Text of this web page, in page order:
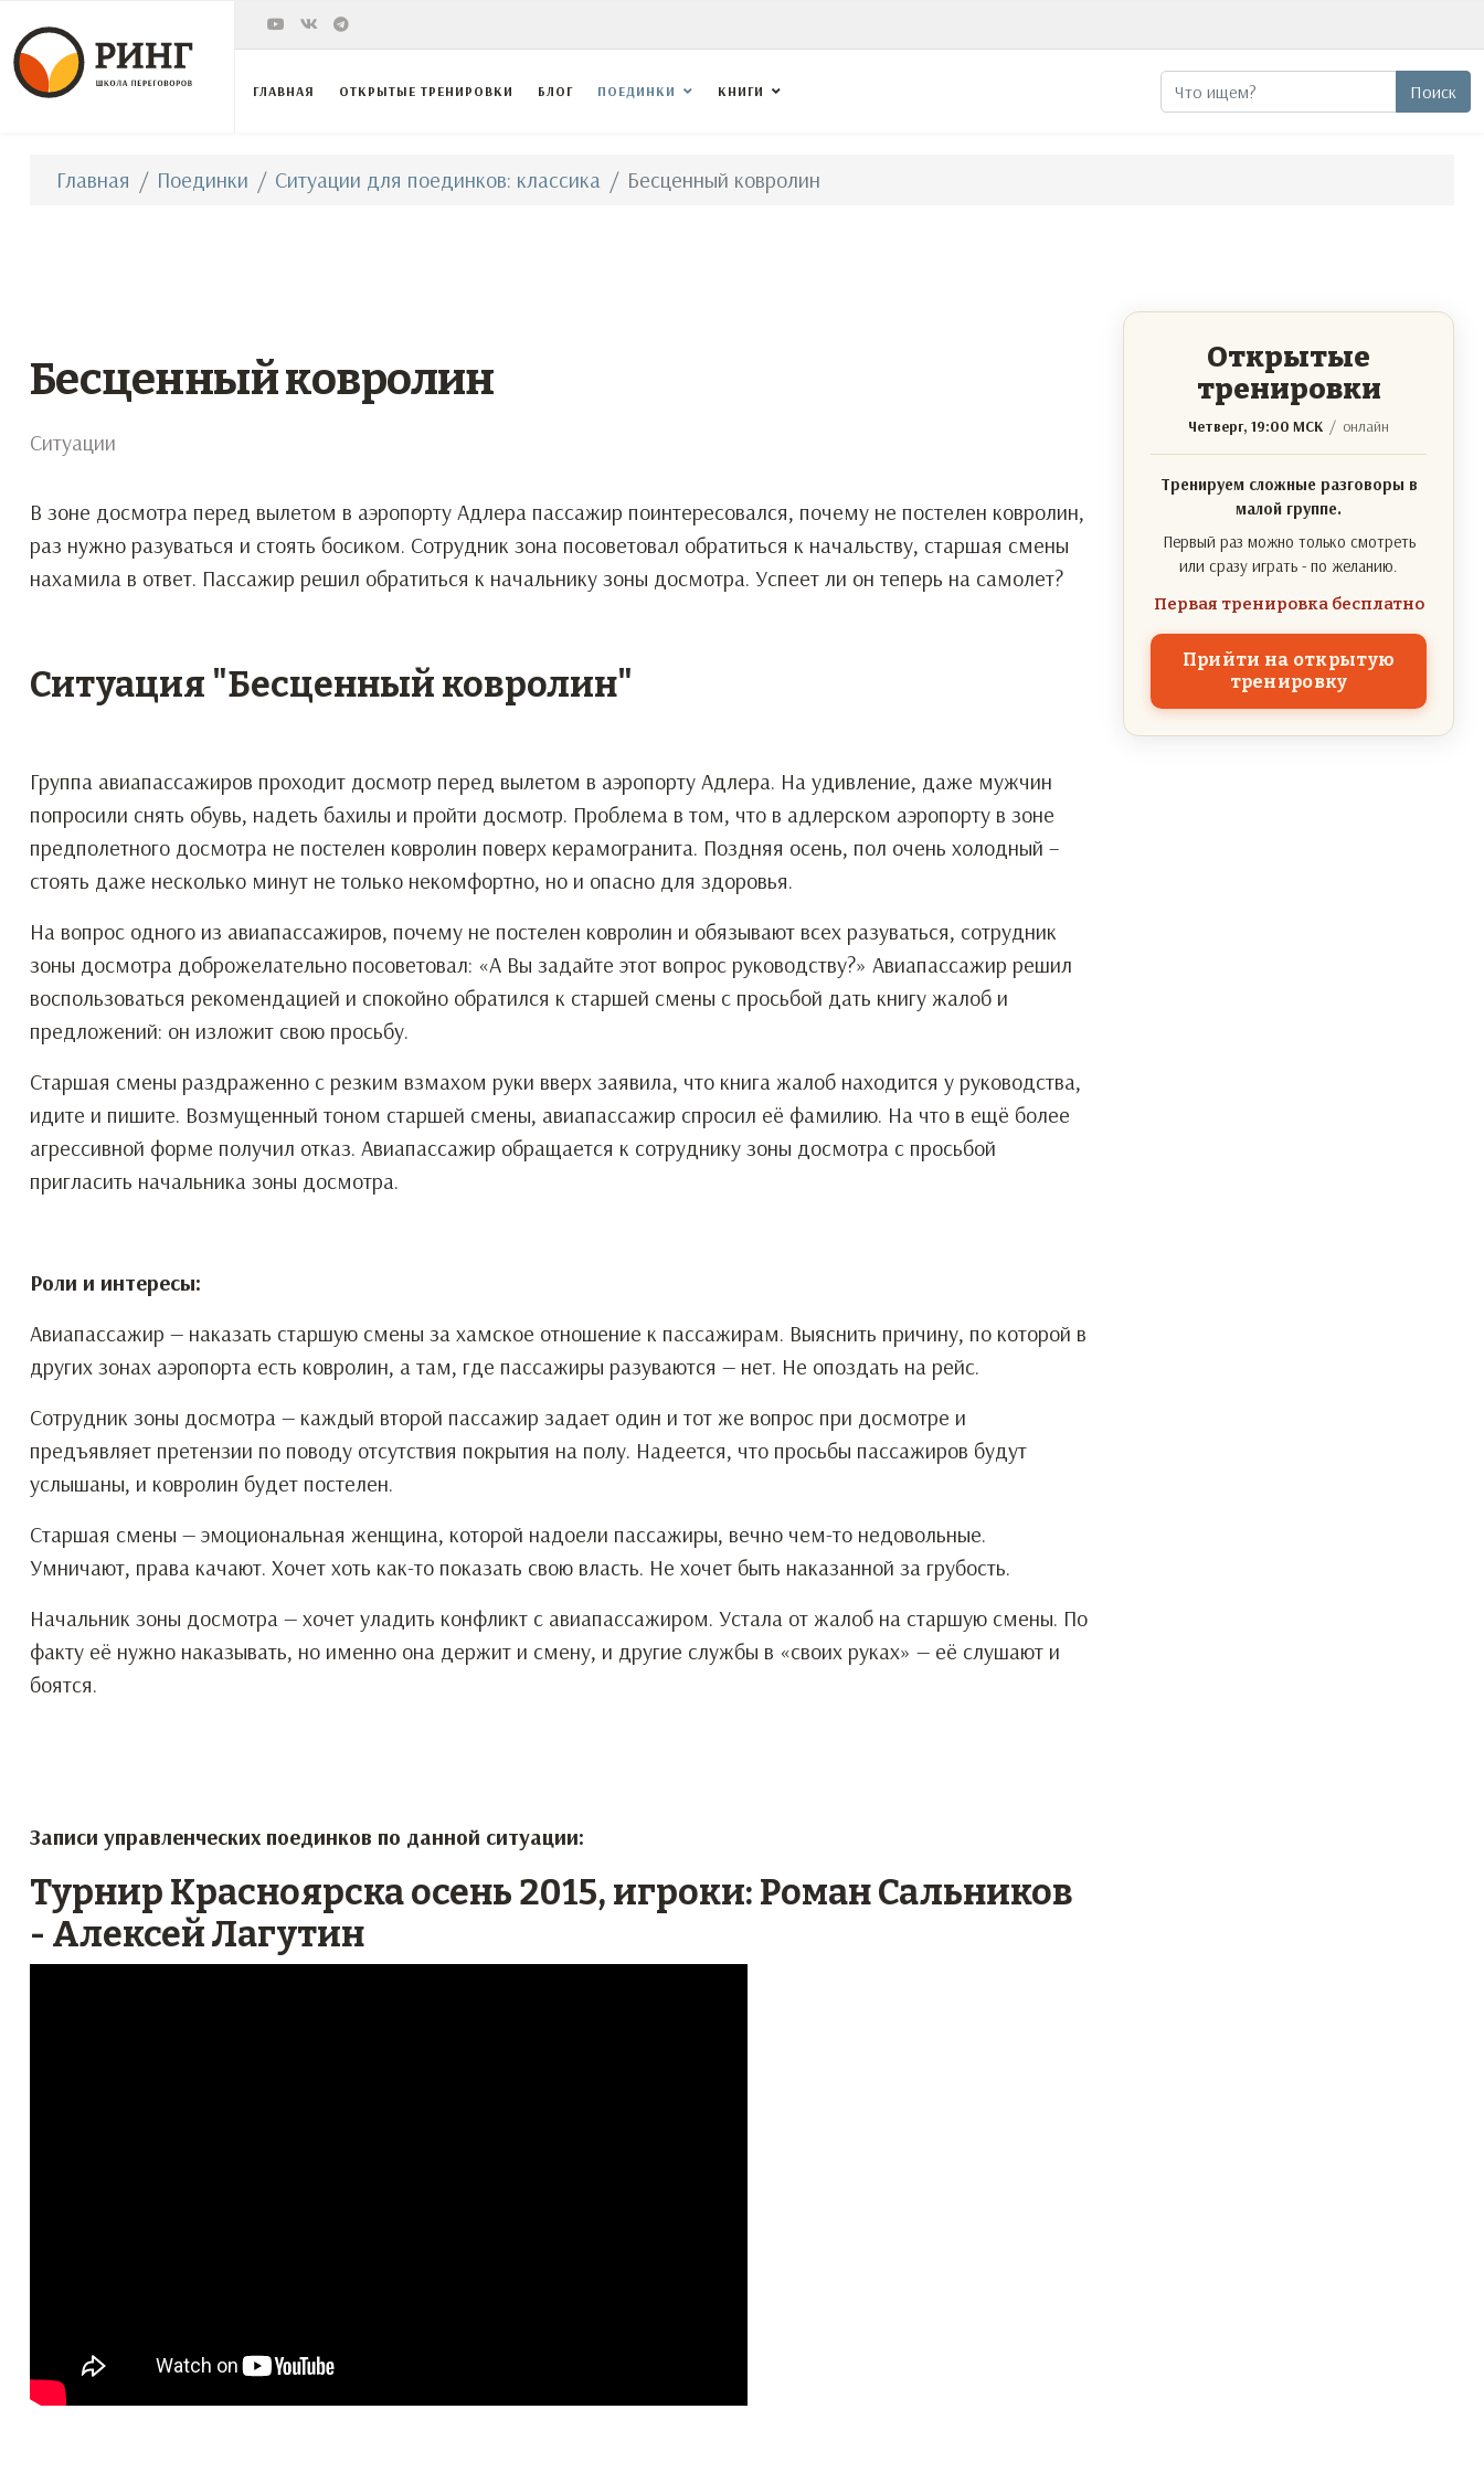
Поиск Поиск
ГЛАВНАЯ ОТКРЫТЫЕ ТРЕНИРОВКИ БЛОГ ПОЕДИНКИ КНИГИ
Главная Поединки Ситуации для поединков: классика Бесценный ковролин
Бесценный ковролин
Ситуации
В зоне досмотра перед вылетом в аэропорту Адлера пассажир поинтересовался, почему не постелен ковролин,
раз нужно разуваться и стоять босиком. Сотрудник зона посоветовал обратиться к начальству, старшая смены
нахамила в ответ. Пассажир решил обратиться к начальнику зоны досмотра. Успеет ли он теперь на самолет?
Ситуация "Бесценный ковролин"
Группа авиапассажиров проходит досмотр перед вылетом в аэропорту Адлера. На удивление, даже мужчин
попросили снять обувь, надеть бахилы и пройти досмотр. Проблема в том, что в адлерском аэропорту в зоне
предполетного досмотра не постелен ковролин поверх керамогранита. Поздняя осень, пол очень холодный –
стоять даже несколько минут не только некомфортно, но и опасно для здоровья.
На вопрос одного из авиапассажиров, почему не постелен ковролин и обязывают всех разуваться, сотрудник
зоны досмотра доброжелательно посоветовал: «А Вы задайте этот вопрос руководству?» Авиапассажир решил
воспользоваться рекомендацией и спокойно обратился к старшей смены с просьбой дать книгу жалоб и
предложений: он изложит свою просьбу.
Старшая смены раздраженно с резким взмахом руки вверх заявила, что книга жалоб находится у руководства,
идите и пишите. Возмущенный тоном старшей смены, авиапассажир спросил её фамилию. На что в ещё более
агрессивной форме получил отказ. Авиапассажир обращается к сотруднику зоны досмотра с просьбой
пригласить начальника зоны досмотра.
Роли и интересы:
Авиапассажир — наказать старшую смены за хамское отношение к пассажирам. Выяснить причину, по которой в
других зонах аэропорта есть ковролин, а там, где пассажиры разуваются — нет. Не опоздать на рейс.
Сотрудник зоны досмотра — каждый второй пассажир задает один и тот же вопрос при досмотре и
предъявляет претензии по поводу отсутствия покрытия на полу. Надеется, что просьбы пассажиров будут
услышаны, и ковролин будет постелен.
Старшая смены — эмоциональная женщина, которой надоели пассажиры, вечно чем-то недовольные.
Умничают, права качают. Хочет хоть как-то показать свою власть. Не хочет быть наказанной за грубость.
Начальник зоны досмотра — хочет уладить конфликт с авиапассажиром. Устала от жалоб на старшую смены. По
факту её нужно наказывать, но именно она держит и смену, и другие службы в «своих руках» — её слушают и
боятся.
Записи управленческих поединков по данной ситуации:
Турнир Красноярска осень 2015, игроки: Роман Сальников
- Алексей Лагутин
Открытые
тренировки
Четверг, 19:00 МСК / онлайн
Тренируем сложные разговоры в
малой группе.
Первый раз можно только смотреть
или сразу играть - по желанию.
Первая тренировка бесплатно
Прийти на открытую
тренировку